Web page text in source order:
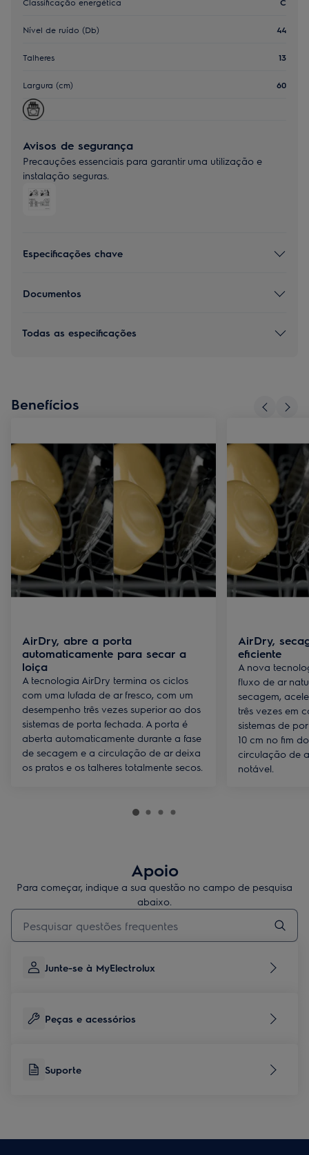
Nível de ruído (Db) 44
Talheres 13
Largura (cm) 60
Avisos de segurança
Precauções essenciais para garantir uma utilização e
instalação seguras.
Especificações chave
Documentos
Todas as especificações
Benefícios
AirDry, abre a porta
automaticamente para secar a
loiça
A tecnologia AirDry termina os ciclos
com uma lufada de ar fresco, com um
desempenho três vezes superior ao dos
sistemas de porta fechada. A porta é
aberta automaticamente durante a fase
de secagem e a circulação de ar deixa
os pratos e os talheres totalmente secos.
AirDry,
eficiente
A nova
fluxo de ar
secagem,
três vezes em
sistemas de
10 cm no fim
circulação de
notável.
Apoio
Para começar, indique a sua questão no campo de pesquisa
abaixo.
Type to search for support articles
Junte-se à MyElectrolux
Peças e acessórios
Suporte